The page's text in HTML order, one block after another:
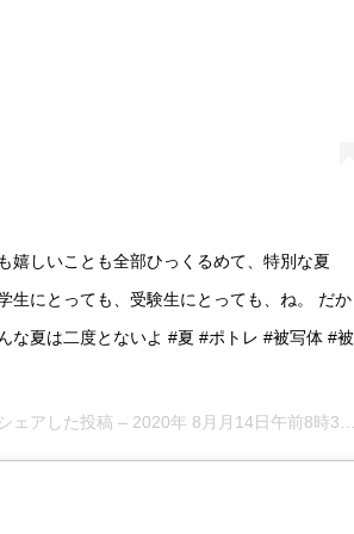
しいことも全部ひっくるめて、特別な夏
生にとっても、受験生にとっても、ね。 だか
な夏は二度とないよ #夏 #ポトレ #被写体 #被
ェアした投稿 – 2020年 8月月14日午前8時31分PDT